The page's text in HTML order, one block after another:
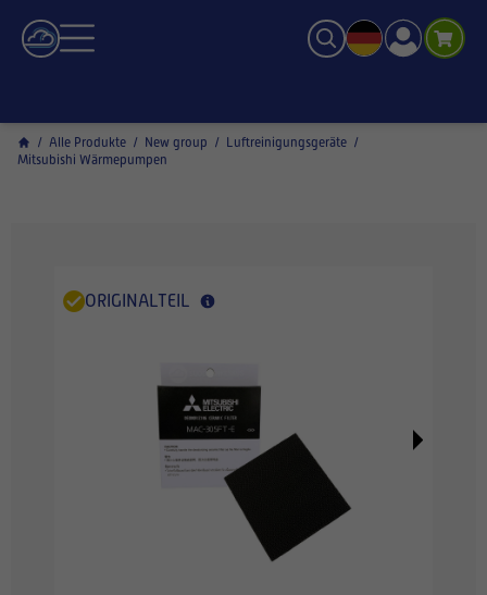
/ Alle Produkte / New group / Luftreinigungsgeräte /
Mitsubishi Wärmepumpen
ORIGINALTEIL